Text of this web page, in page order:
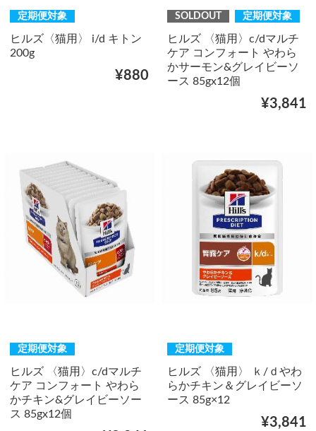
定期便対象
ヒルズ〈猫用〉 i/d キトン
200g
¥880
SOLDOUT 定期便対象
ヒルズ 〈猫用〉c/dマルチ
ケア コンフォート やわら
かサーモン&グレイビーソ
ース 85gx12個
¥3,841
定期便対象
ヒルズ 〈猫用〉c/dマルチ
ケア コンフォート やわら
かチキン&グレイビーソー
ス 85gx12個
定期便対象
ヒルズ 〈猫用〉 ｋ/ｄやわ
らかチキン＆グレイビーソ
ース 85g×12
¥3,841